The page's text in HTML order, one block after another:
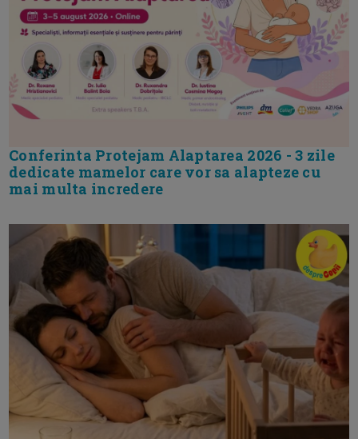
Conferinta Protejam Alaptarea 2026 - 3 zile
dedicate mamelor care vor sa alapteze cu
mai multa incredere